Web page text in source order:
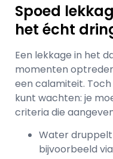
Spoed
het écht
Een lekkage in het
momenten
een calamiteit.
kunt wachten: je
criteria die
Water
bijvoorbeeld